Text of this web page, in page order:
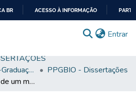
CONTEÚDO
BR ACESSO À INFORMAÇÃO
Entrar
Programa de Pós-Graduação em Biociências
PPGBIO - Dissertações
Desenvolvimento de um método para extrair DNA total de amostras biológicas empregando uma substância caotrópica e vidro reciclado como fonte de sílica